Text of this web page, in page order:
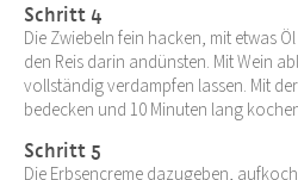
Schritt 4
Die Zwiebeln fein hacken, mit etwas
den Reis darin andünsten. Mit Wein
vollständig verdampfen lassen. Mit
bedecken und 10 Minuten lang
Schritt 5
Die Erbsencreme dazugeben,